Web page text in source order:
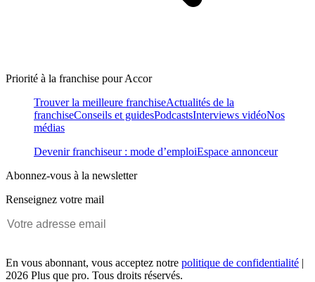
Priorité à la franchise pour Accor
Trouver la meilleure franchiseActualités de la
franchiseConseils et guidesPodcastsInterviews vidéoNos
médias
Devenir franchiseur : mode d’emploiEspace annonceur
Abonnez-vous à la newsletter
Renseignez votre mail
En vous abonnant, vous acceptez notre politique de confidentialité |
2026 Plus que pro. Tous droits réservés.